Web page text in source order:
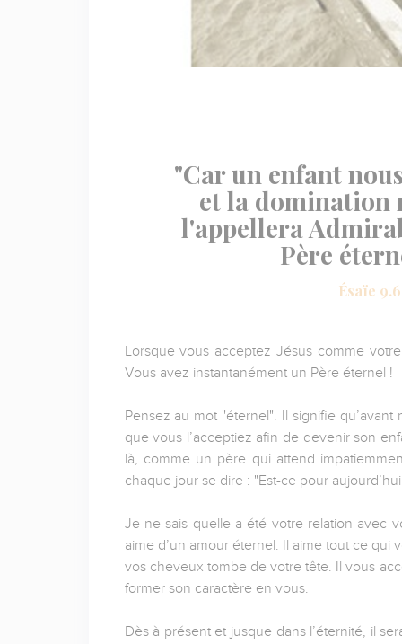
"Car un enfant
et la domination
l'appellera
Père
Ésaïe 9.6
Lorsque vous acceptez Jésus comme
Vous avez instantanément un Père éternel !
Pensez au mot "éternel". Il signifie
que vous l’acceptiez afin de devenir son
là, comme un père qui attend
chaque jour se dire : "Est-ce pour aujourd’hui
Je ne sais quelle a été votre relation avec
aime d’un amour éternel. Il aime tout ce qui
vos cheveux tombe de votre tête. Il vous
former son caractère en vous.
Dès à présent et jusque dans l’éternité, il